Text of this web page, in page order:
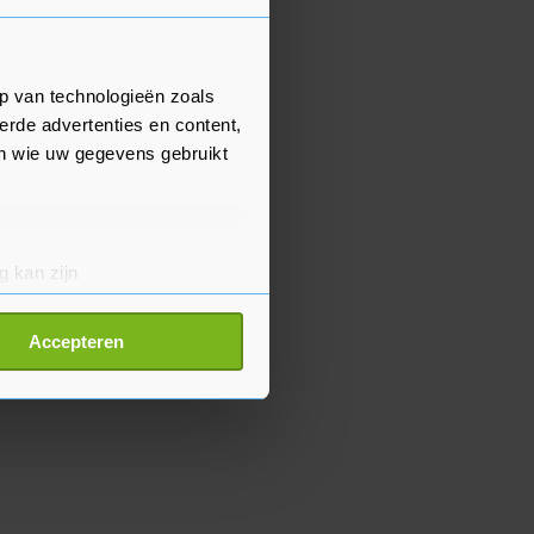
van technologieën zoals
advertenties en content,
wie uw gegevens gebruikt
kan zijn
detailgedeelte
Accepteren